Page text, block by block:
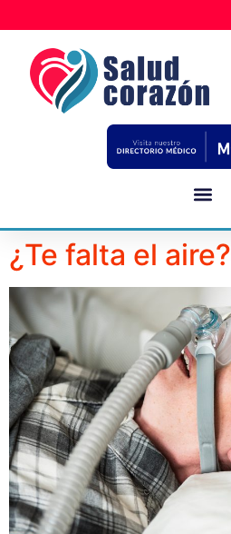
¿Te falta el aire?